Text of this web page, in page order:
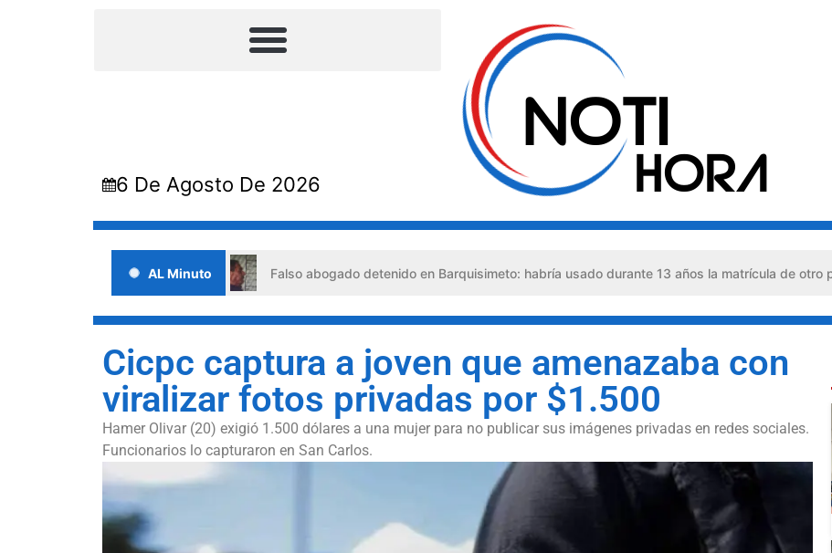
6 De Agosto De 2026
AL Minuto
situaciones de crisis Falso abogado detenido en Barquisimeto: habría usado durante 13 años la matrícula de otro profesional
Cicpc captura a joven que amenazaba con
viralizar fotos privadas por $1.500
Hamer Olivar (20) exigió 1.500 dólares a una mujer para no publicar sus imágenes privadas en redes sociales.
Funcionarios lo capturaron en San Carlos.